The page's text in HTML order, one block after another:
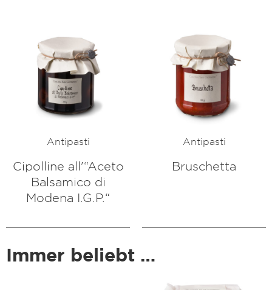
Antipasti
Cipolline all'“Aceto
Balsamico di
Modena I.G.P.“
Antipasti
Bruschetta
Immer beliebt …